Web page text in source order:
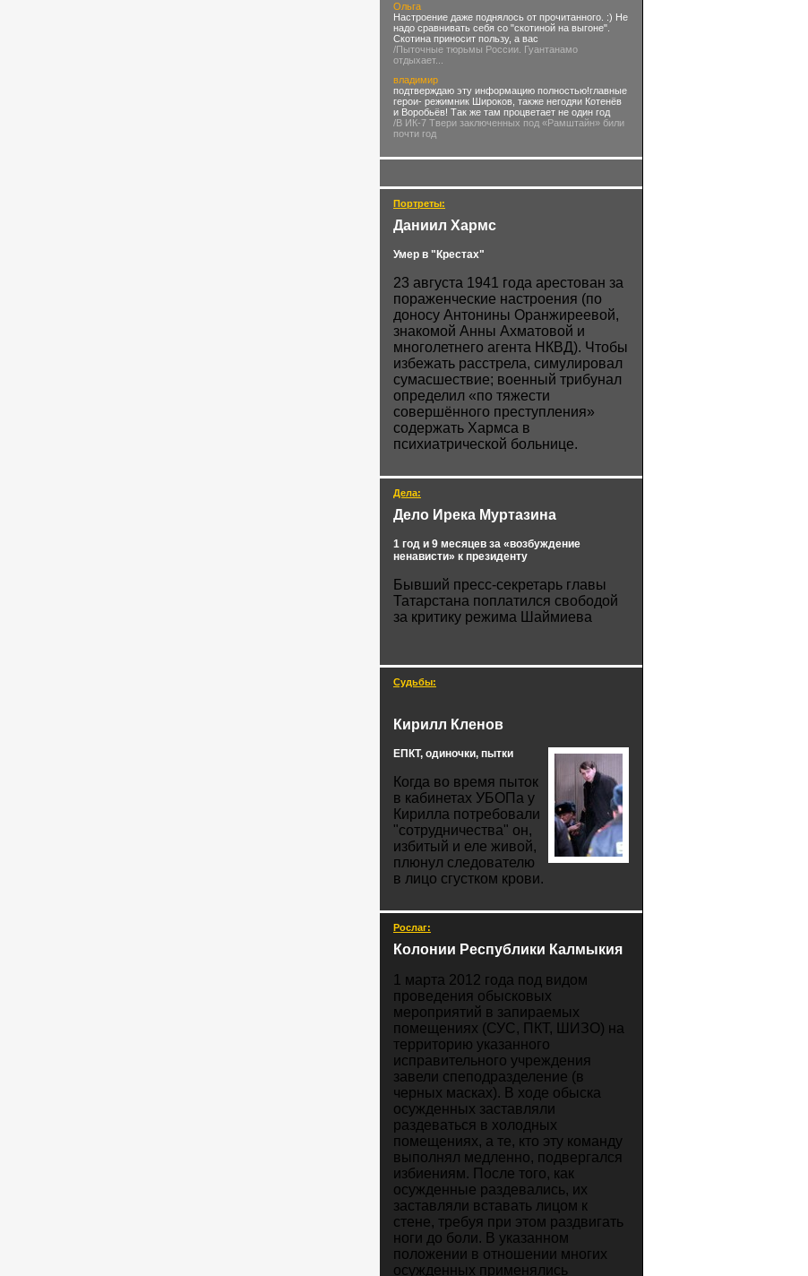
Ольга
Настроение даже поднялось от прочитанного. :) Не
надо сравнивать себя со "скотиной на выгоне".
Скотина приносит пользу, а вас
/Пыточные тюрьмы России. Гуантанамо
отдыхает...
владимир
подтверждаю эту информацию полностью!главные
герои- режимник Широков, также негодяи Котенёв
и Воробьёв! Так же там процветает не один год
/В ИК-7 Твери заключенных под «Рамштайн» били
почти год
Портреты:
Даниил Хармс
Умер в "Крестах"
23 августа 1941 года арестован за
пораженческие настроения (по
доносу Антонины Оранжиреевой,
знакомой Анны Ахматовой и
многолетнего агента НКВД). Чтобы
избежать расстрела, симулировал
сумасшествие; военный трибунал
определил «по тяжести
совершённого преступления»
содержать Хармса в
психиатрической больнице.
Дела:
Дело Ирека Муртазина
1 год и 9 месяцев за «возбуждение
ненависти» к президенту
Бывший пресс-секретарь главы
Татарстана поплатился свободой
за критику режима Шаймиева
Судьбы:
Кирилл Кленов
ЕПКТ, одиночки, пытки
Когда во время пыток
в кабинетах УБОПа у
Кирилла потребовали
"сотрудничества" он,
избитый и еле живой,
плюнул следователю
в лицо сгустком крови.
Рослаг:
Колонии Республики Калмыкия
1 марта 2012 года под видом
проведения обысковых
мероприятий в запираемых
помещениях (СУС, ПКТ, ШИЗО) на
территорию указанного
исправительного учреждения
завели спеподразделение (в
черных масках). В ходе обыска
осужденных заставляли
раздеваться в холодных
помещениях, а те, кто эту команду
выполнял медленно, подвергался
избиениям. После того, как
осужденные раздевались, их
заставляли вставать лицом к
стене, требуя при этом раздвигать
ноги до боли. В указанном
положении в отношении многих
осужденных применялись